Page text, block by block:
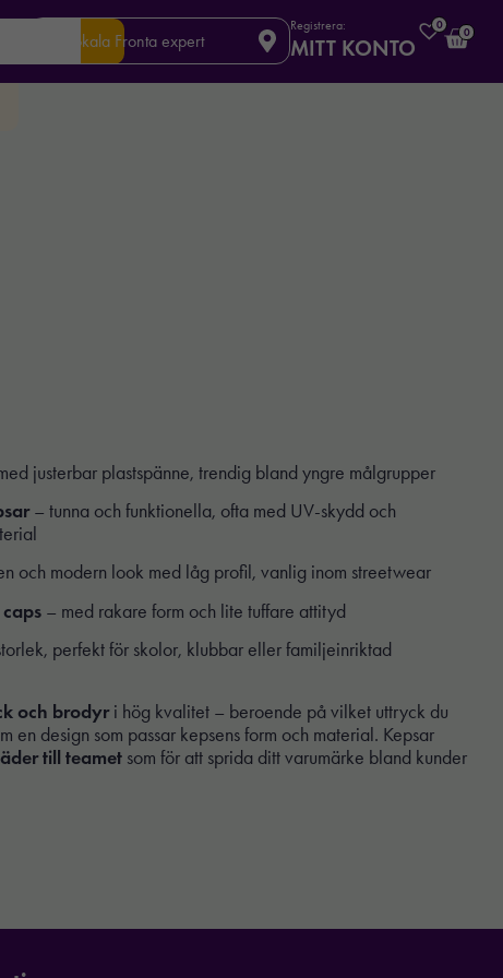
Din lokala Fronta expert
Registrera:
MITT KONTO
0
0
justerbar plastspänne, trendig bland yngre målgrupper
– tunna och funktionella, ofta med UV-skydd och
och modern look med låg profil, vanlig inom streetwear
– med rakare form och lite tuffare attityd
perfekt för skolor, klubbar eller familjeinriktad
och brodyri hög kvalitet – beroende på vilket uttryck du
en design som passar kepsens form och material. Kepsar
till teamet som för att sprida ditt varumärke bland kunder